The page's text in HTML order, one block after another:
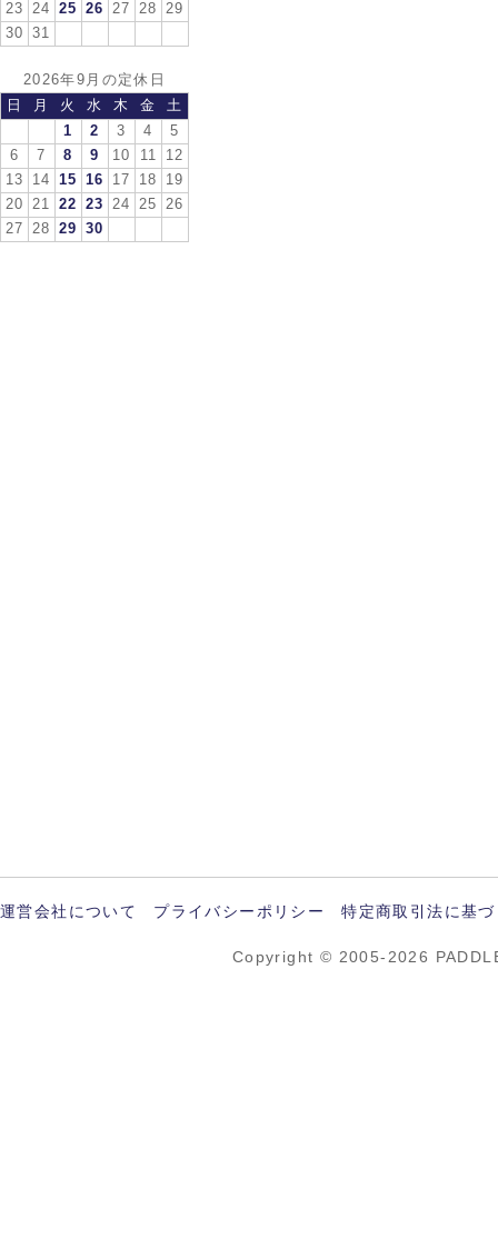
23
24 25 26 27 28
29
30
31
2026年9月の定休日
日
月 火 水 木 金
土
1
2 3 4
5
6
7 8 9 10 11
12
13
14 15 16 17 18
19
20
21 22 23 24 25
26
27
28 29 30
運営会社について プライバシーポリシー 特定商取引法に基
Copyright © 2005-2026